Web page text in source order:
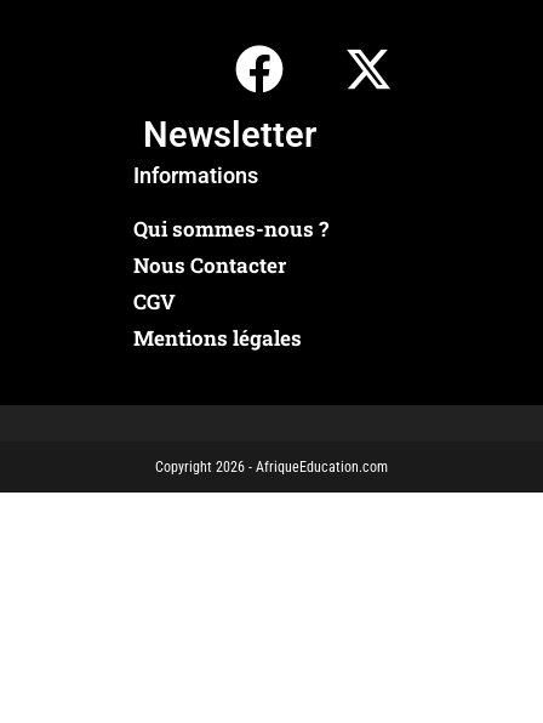
Newsletter
Informations
Qui sommes-nous ?
Nous Contacter
CGV
Mentions légales
Copyright 2026 - AfriqueEducation.com